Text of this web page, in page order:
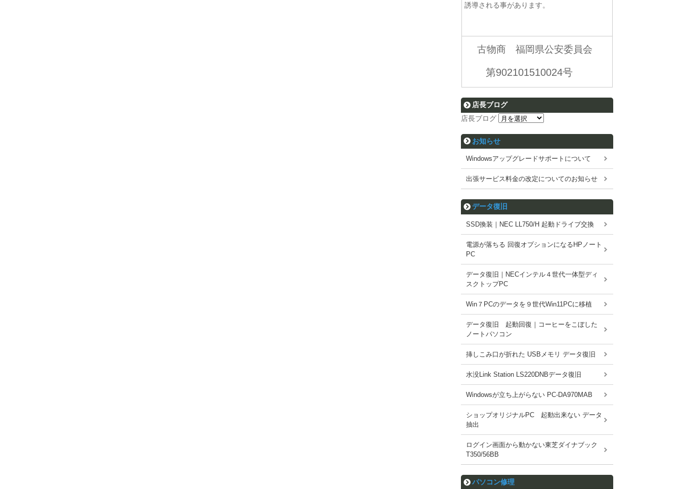
誘導される事があります。
古物商 福岡県公安委員会
第902101510024号
店長ブログ
店長ブログ
お知らせ
Windowsアップグレードサポートについて
出張サービス料金の改定についてのお知らせ
データ復旧
SSD換装｜NEC LL750/H 起動ドライブ交換
電源が落ちる 回復オプションになるHPノート
PC
データ復旧｜NECインテル４世代一体型ディ
スクトップPC
Win７PCのデータを９世代Win11PCに移植
データ復旧 起動回復｜コーヒーをこぼした
ノートパソコン
挿しこみ口が折れた USBメモリ データ復旧
水没Link Station LS220DNBデータ復旧
Windowsが立ち上がらない PC-DA970MAB
ショップオリジナルPC 起動出来ない データ
抽出
ログイン画面から動かない東芝ダイナブック
T350/56BB
パソコン修理